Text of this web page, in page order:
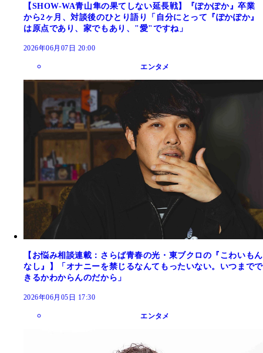
【SHOW-WA青山隼の果てしない延長戦】『ぽかぽか』卒業
から2ヶ月、対談後のひとり語り「自分にとって『ぽかぽか』
は原点であり、家でもあり、"愛"ですね」
2026年06月07日 20:00
エンタメ
【お悩み相談連載：さらば青春の光・東ブクロの『こわいもん
なし』】「オナニーを禁じるなんてもったいない。いつまでで
きるかわからんのだから」
2026年06月05日 17:30
エンタメ